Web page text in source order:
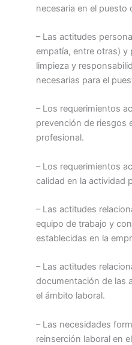
necesaria en el puesto
– Las actitudes
empatía, entre otras) y
limpieza y
necesarias para el
– Los requerimientos
prevención de riesgos
profesional.
– Los requerimientos
calidad en la actividad
– Las actitudes
equipo de trabajo y
establecidas en la
– Las actitudes
documentación de las
el ámbito laboral.
– Las necesidades
reinserción laboral en